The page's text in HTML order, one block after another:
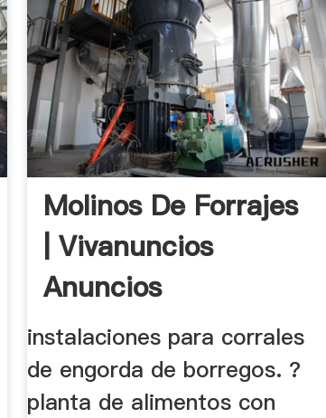
Molinos De Forrajes
| Vivanuncios
Anuncios
Clasificados Gratis
instalaciones para corrales
de engorda de borregos. ?
planta de alimentos con